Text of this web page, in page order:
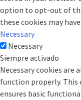
option to opt-out of
these cookies may
Necessary
Necessary
Siempre activado
Necessary cookies
function properly. This
ensures basic